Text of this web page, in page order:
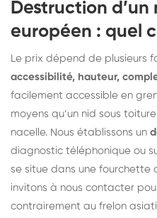
Destruction
européen : quel
Le prix dépend de plusieurs
accessibilité, hauteur,
facilement accessible en
moyens qu’un nid sous
nacelle. Nous établissons un
diagnostic téléphonique ou
se situe dans une fourchette
invitons à nous contacter
contrairement au frelon